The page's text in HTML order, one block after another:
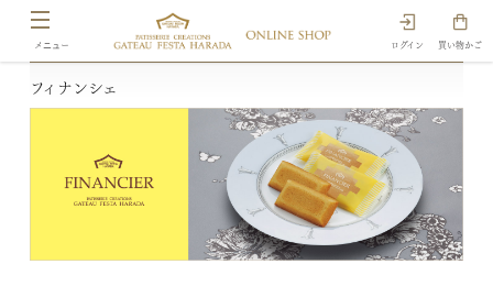
ログイン 買い物かご
フィナンシェ